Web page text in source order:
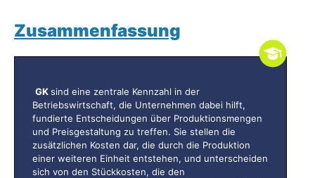
Zusammenfassung
GKsind eine zentrale Kennzahl in der
Betriebswirtschaft, die Unternehmen dabei hilft,
fundierte Entscheidungen über Produktionsmengen
und Preisgestaltung zu treffen. Sie stellen die
zusätzlichen Kosten dar, die durch die Produktion
einer weiteren Einheit entstehen, und unterscheiden
sich von den Stückkosten, die den